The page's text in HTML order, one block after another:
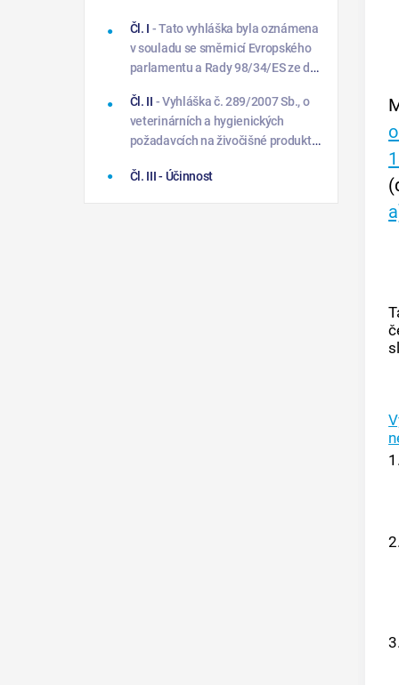
Čl. I - Tato vyhláška byla oznámena
v souladu se směrnicí Evropského
parlamentu a Rady 98/34/ES ze dne
poskytování informací v oblasti
technických norem a předpisů a
pravidel pro služby informační
společnosti, ve znění směrnice
98/48/ES.
Čl. II - Vyhláška č. 289/2007 Sb., o
veterinárních a hygienických
požadavcích na živočišné produkty,
použitelnými předpisy Evropských
Čl. III- Účinnost